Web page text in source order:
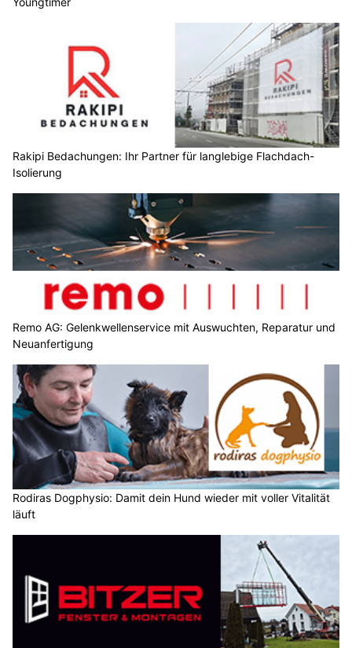
Rakipi Bedachungen: Ihr Partner für langlebige Flachdach-
Isolierung
Remo AG: Gelenkwellenservice mit Auswuchten, Reparatur und
Neuanfertigung
Rodiras Dogphysio: Damit dein Hund wieder mit voller Vitalität
läuft